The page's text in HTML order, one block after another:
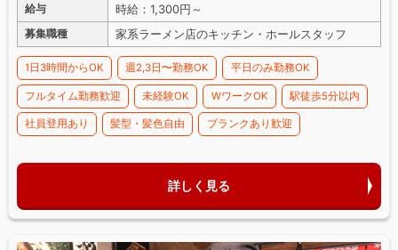
給与 時給：1,300円～
募集職種 家系ラーメン店のキッチン・ホールスタッフ
1日3時間からOK 週2,3日〜勤務OK 平日のみ勤務OK
フルタイム勤務歓迎 未経験OK WワークOK 駅徒歩5分以内
社員登用あり 髪型・髪色自由 ブランクあり歓迎
詳しく見る